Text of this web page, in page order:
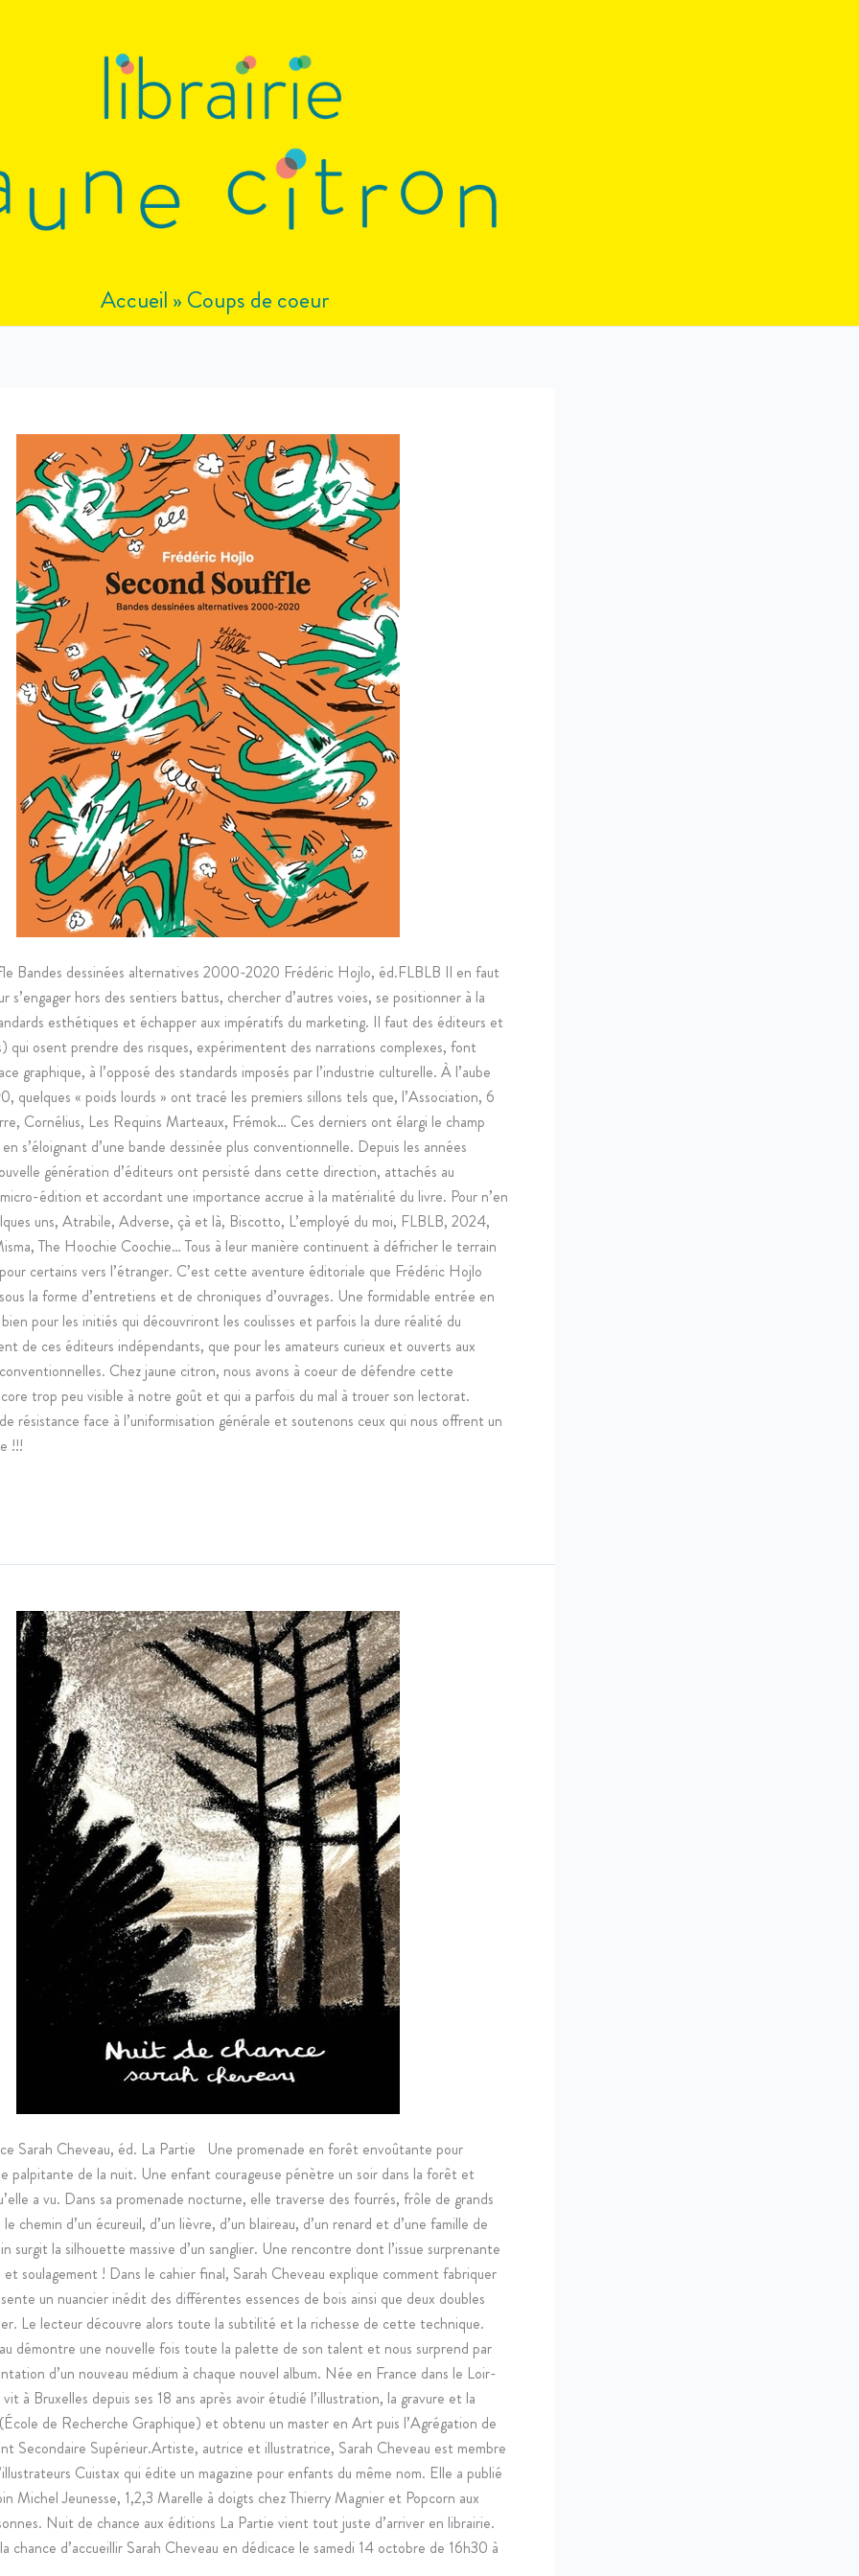
Accueil » Coups de coeur
Bandes dessinées alternatives 2000-2020 Frédéric Hojlo, éd.FLBLB Il en faut
s’engager hors des sentiers battus, chercher d’autres voies, se positionner à la
esthétiques et échapper aux impératifs du marketing. Il faut des éditeurs et
qui osent prendre des risques, expérimentent des narrations complexes, font
graphique, à l’opposé des standards imposés par l’industrie culturelle. À l’aube
quelques « poids lourds » ont tracé les premiers sillons tels que, l’Association, 6
Cornélius, Les Requins Marteaux, Frémok… Ces derniers ont élargi le champ
s’éloignant d’une bande dessinée plus conventionnelle. Depuis les années
génération d’éditeurs ont persisté dans cette direction, attachés au
édition et accordant une importance accrue à la matérialité du livre. Pour n’en
uns, Atrabile, Adverse, çà et là, Biscotto, L’employé du moi, FLBLB, 2024,
The Hoochie Coochie… Tous à leur manière continuent à défricher le terrain
certains vers l’étranger. C’est cette aventure éditoriale que Frédéric Hojlo
la forme d’entretiens et de chroniques d’ouvrages. Une formidable entrée en
pour les initiés qui découvriront les coulisses et parfois la dure réalité du
de ces éditeurs indépendants, que pour les amateurs curieux et ouverts aux
Chez jaune citron, nous avons à coeur de défendre cette
trop peu visible à notre goût et qui a parfois du mal à trouer son lectorat.
résistance face à l’uniformisation générale et soutenons ceux qui nous offrent un
!!!
Sarah Cheveau, éd. La Partie Une promenade en forêt envoûtante pour
palpitante de la nuit. Une enfant courageuse pénètre un soir dans la forêt et
a vu. Dans sa promenade nocturne, elle traverse des fourrés, frôle de grands
chemin d’un écureuil, d’un lièvre, d’un blaireau, d’un renard et d’une famille de
surgit la silhouette massive d’un sanglier. Une rencontre dont l’issue surprenante
soulagement ! Dans le cahier final, Sarah Cheveau explique comment fabriquer
un nuancier inédit des différentes essences de bois ainsi que deux doubles
Le lecteur découvre alors toute la subtilité et la richesse de cette technique.
démontre une nouvelle fois toute la palette de son talent et nous surprend par
d’un nouveau médium à chaque nouvel album. Née en France dans le Loir-
à Bruxelles depuis ses 18 ans après avoir étudié l’illustration, la gravure et la
de Recherche Graphique) et obtenu un master en Art puis l’Agrégation de
Secondaire Supérieur.Artiste, autrice et illustratrice, Sarah Cheveau est membre
Cuistax qui édite un magazine pour enfants du même nom. Elle a publié
Michel Jeunesse, 1,2,3 Marelle à doigts chez Thierry Magnier et Popcorn aux
Nuit de chance aux éditions La Partie vient tout juste d’arriver en librairie.
chance d’accueillir Sarah Cheveau en dédicace le samedi 14 octobre de 16h30 à